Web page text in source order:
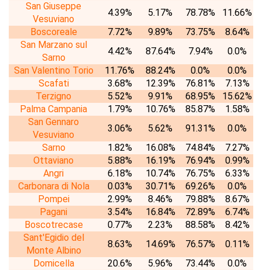
San Giuseppe
Vesuviano
4.39% 5.17% 78.78%
11.66%
Boscoreale
7.72% 9.89% 73.75%
8.64%
San Marzano sul
Sarno
4.42% 87.64% 7.94%
0.0%
San Valentino Torio
11.76% 88.24% 0.0%
0.0%
Scafati
3.68% 12.39% 76.81%
7.13%
Terzigno
5.52% 9.91% 68.95%
15.62%
Palma Campania
1.79% 10.76% 85.87%
1.58%
San Gennaro
Vesuviano
3.06% 5.62% 91.31%
0.0%
Sarno
1.82% 16.08% 74.84%
7.27%
Ottaviano
5.88% 16.19% 76.94%
0.99%
Angri
6.18% 10.74% 76.75%
6.33%
Carbonara di Nola
0.03% 30.71% 69.26%
0.0%
Pompei
2.99% 8.46% 79.88%
8.67%
Pagani
3.54% 16.84% 72.89%
6.74%
Boscotrecase
0.77% 2.23% 88.58%
8.42%
Sant'Egidio del
Monte Albino
8.63% 14.69% 76.57%
0.11%
Domicella
20.6% 5.96% 73.44%
0.0%